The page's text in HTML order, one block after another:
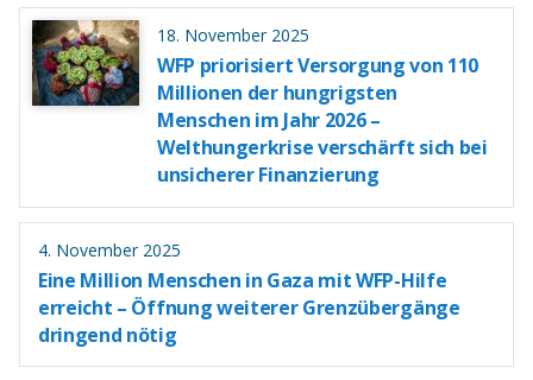
18. November 2025
WFP priorisiert Versorgung von 110
Millionen der hungrigsten
Menschen im Jahr 2026 –
Welthungerkrise verschärft sich bei
unsicherer Finanzierung
4. November 2025
Eine Million Menschen in Gaza mit WFP-Hilfe
erreicht – Öffnung weiterer Grenzübergänge
dringend nötig